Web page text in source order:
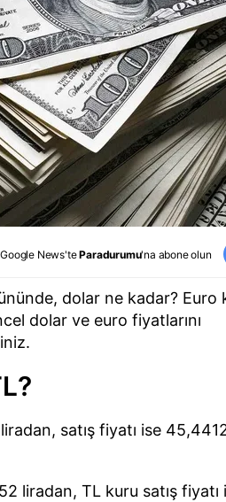
Google News'teParadurumu'na abone olun
dolar ne kadar? Euro
dolar ve euro fiyatlarını
satış fiyatı ise
liradan, TL kuru satış fiyatı